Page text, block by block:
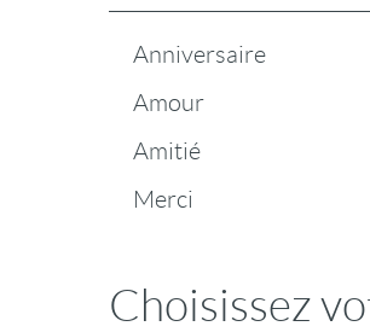
Anniversaire
Amour
Amitié
Merci
Choisissez